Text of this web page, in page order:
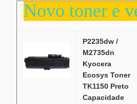
Novo toner e
P2235dw /
M2735dn
Kyocera
Ecosys Toner
TK1150 Preto
Capacidade